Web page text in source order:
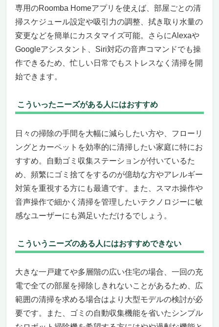
エッジまで逃さない強力な吸引力と伸びるモ
ップで徹底掃除
髪の毛やペットの毛も絡みにくいZeroTangle
2.0搭載でメンテナンスも楽
全自動モップ洗浄＆乾燥機能で清潔をキープ
スマホ連携＆アプリ操作で掃除をスマートに
先進のマッピング技術と障害物回避で効率よ
く清掃
こういったニーズがある人にはおすすめ
逆におすすめできないニーズ
吸引力 自動 切り替え機能 付き！賢いロボット
掃除機「Narwal Freo X Ultra」
世界初の絡まりゼロフローティングブラシで
毛髪のストレスから解放
自己完結型ゴミ処理技術で面倒なゴミ捨てを
大幅削減
清掃
能で清潔さをキープ
障害物回避や高精度マッピングで家中どこで
も隅々まで掃除
こういったニーズがある人にはおすすめ
専用のRoomba Homeアプリを使えば、部屋ごとの清
掃スケジュール設定や吸引力の調整、拭き取り水量の
変更などを簡単にカスタマイズ可能。さらにAlexaや
Googleアシスタント、Siri対応の音声コマンドでも操
作できるため、忙しい日常でもストレスなく清掃を開
始できます。
こういったニーズがある人にはおすすめ
日々の掃除の手間を大幅に減らしたい方や、フローリ
ングとカーペットを効率的に清掃したい家庭に特にお
すすめ。自動ゴミ収集ステーションが付いているた
め、頻繁にゴミ捨てをするのが億劫な方やアレルギー
対策を重視する方にも最適です。また、スマホ操作や
音声操作で細かく清掃を管理したいテクノロジーに敏
感なユーザーにも満足いただけるでしょう。
こういうニーズのある人にはおすすめできない
大きな一戸建てや多層階の広い住宅の場合、一回の充
電で全ての部屋を掃除しきれないことがあるため、広
範囲の清掃を求める場合はより大型モデルの検討が必
要です。また、ゴミの自動収集機能を省いたシンプル